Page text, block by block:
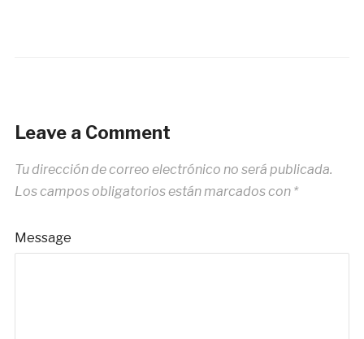
Leave a Comment
Tu dirección de correo electrónico no será publicada.
Los campos obligatorios están marcados con *
Message